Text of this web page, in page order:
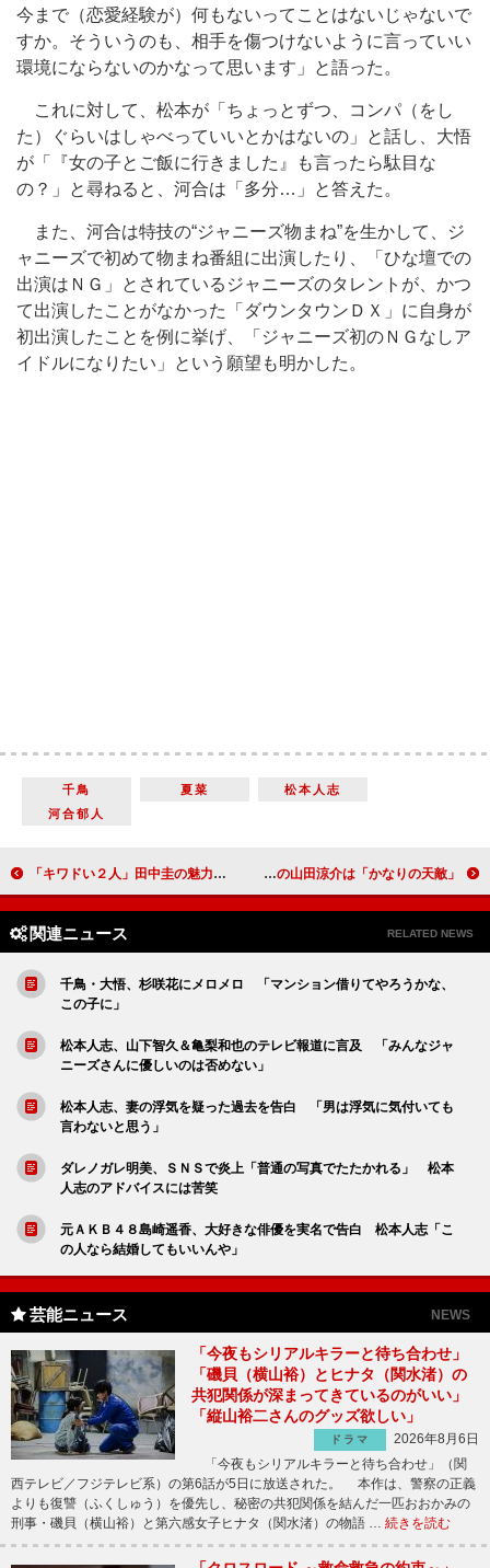
今まで（恋愛経験が）何もないってことはないじゃないで
すか。そういうのも、相手を傷つけないように言っていい
環境にならないのかなって思います」と語った。
これに対して、松本が「ちょっとずつ、コンパ（をし
た）ぐらいはしゃべっていいとかはないの」と話し、大悟
が「『女の子とご飯に行きました』も言ったら駄目な
の？」と尋ねると、河合は「多分…」と答えた。
また、河合は特技の“ジャニーズ物まね”を生かして、ジ
ャニーズで初めて物まね番組に出演したり、「ひな壇での
出演はＮＧ」とされているジャニーズのタレントが、かつ
て出演したことがなかった「ダウンタウンＤＸ」に自身が
初出演したことを例に挙げ、「ジャニーズ初のＮＧなしア
イドルになりたい」という願望も明かした。
千鳥 夏菜
松本人志
河合郁人
「キワドい２人」田中圭の魅力全開 「どんどん好きになる」 神木隆之介、モテるための努力を告白 同級生の山田涼介は「かなりの天敵」
関連ニュース RELATED NEWS
千鳥・大悟、杉咲花にメロメロ 「マンション借りてやろうかな、
この子に」
松本人志、山下智久＆亀梨和也のテレビ報道に言及 「みんなジャ
ニーズさんに優しいのは否めない」
松本人志、妻の浮気を疑った過去を告白 「男は浮気に気付いても
言わないと思う」
ダレノガレ明美、ＳＮＳで炎上「普通の写真でたたかれる」 松本
人志のアドバイスには苦笑
元ＡＫＢ４８島崎遥香、大好きな俳優を実名で告白 松本人志「こ
の人なら結婚してもいいんや」
芸能ニュース NEWS
「今夜もシリアルキラーと待ち合わせ」
「磯貝（横山裕）とヒナタ（関水渚）の
共犯関係が深まってきているのがいい」
「縦山裕二さんのグッズ欲しい」
ドラマ
2026年8月6日
「今夜もシリアルキラーと待ち合わせ」（関
西テレビ／フジテレビ系）の第6話が5日に放送された。 本作は、警察の正義
よりも復讐（ふくしゅう）を優先し、秘密の共犯関係を結んだ一匹おおかみの
刑事・磯貝（横山裕）と第六感女子ヒナタ（関水渚）の物語 … 続きを読む